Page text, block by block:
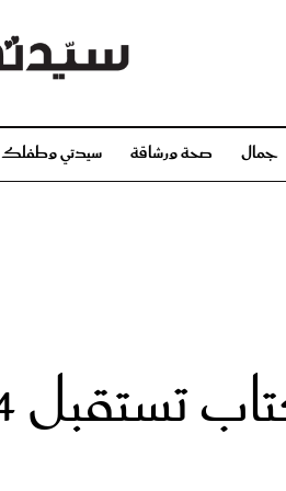
جمال صحة ورشاقة سيدتي وطفلك
مشاركة من 74 دولة
مجلة سيدتي
مناسبات X سيدتي